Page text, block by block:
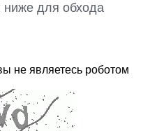
ниже для обхода
не являетесь роботом